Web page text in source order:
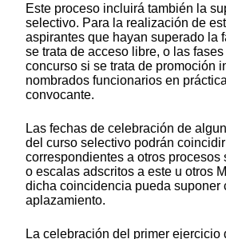
Este proceso incluirá también la
selectivo. Para la realización de
aspirantes que hayan superado la
se trata de acceso libre, o las
concurso si se trata de promoción
nombrados funcionarios en
convocante.
Las fechas de celebración de
del curso selectivo podrán
correspondientes a otros procesos
o escalas adscritos a este u otros
dicha coincidencia pueda suponer
aplazamiento.
La celebración del primer ejercicio